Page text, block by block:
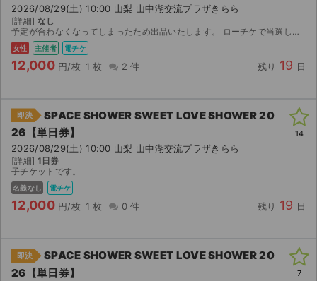
2026/08/29(土) 10:00 山梨 山中湖交流プラザきらら
[詳細] なし
予定が合わなくなってしまったため出品いたします。 ローチケで当選したチケットです。 【お渡し方法】 電子チケット（ローチケ）にて分配いたします。 分配可能になり次第、取引連絡にてUR...
女性 主催者 電チケ
12,000 円/枚 1 枚 2 件 残り 19 日
即決
SPACE SHOWER SWEET LOVE SHOWER 20
26【単日券】
2026/08/29(土) 10:00 山梨 山中湖交流プラザきらら
[詳細] 1日券
子チケットです。
名義なし 電チケ
12,000 円/枚 1 枚 0 件 残り 19 日
14
即決
SPACE SHOWER SWEET LOVE SHOWER 20
26【単日券】
7